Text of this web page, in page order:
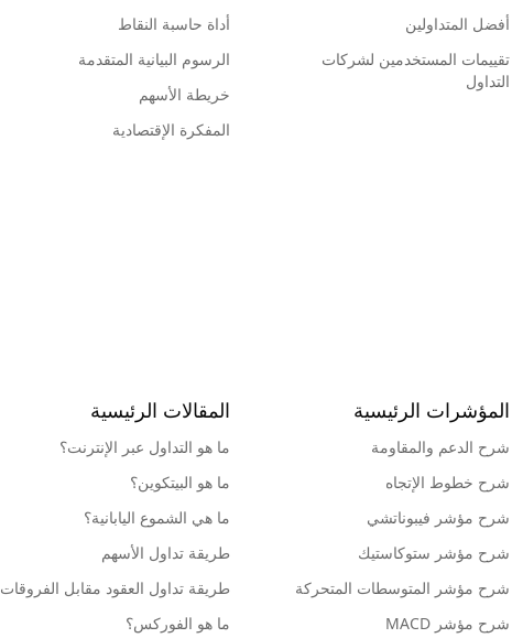
أفضل المتداولين
تقييمات المستخدمين لشركات
التداول
أداة حاسبة النقاط
الرسوم البيانية المتقدمة
خريطة الأسهم
المفكرة الإقتصادية
المؤشرات الرئيسية
شرح الدعم والمقاومة
شرح خطوط الإتجاه
شرح مؤشر فيبوناتشي
شرح مؤشر ستوكاستيك
شرح مؤشر المتوسطات المتحركة
شرح مؤشر MACD
المقالات الرئيسية
ما هو التداول عبر الإنترنت؟
ما هو البيتكوين؟
ما هي الشموع اليابانية؟
طريقة تداول الأسهم
طريقة تداول العقود مقابل الفروقات
ما هو الفوركس؟